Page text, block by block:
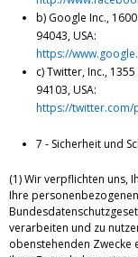
b) Google Inc.,
94043, USA:
https://
c) Twitter, Inc.,
94103, USA:
https://twitter.com/
7 - Sicherheit und
(1) Wir verpflichten uns,
Ihre
verarbeiten und zu
obenstehenden Zwecke